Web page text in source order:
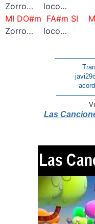
Zorro… loco…
MI DO#m FA#m SI
Zorro… loco…
Las